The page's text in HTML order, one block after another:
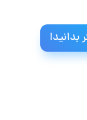
بدانید!